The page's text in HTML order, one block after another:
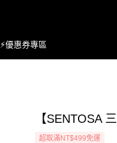
⚡優惠券專區
【SENTOSA
超取滿NT$499免運